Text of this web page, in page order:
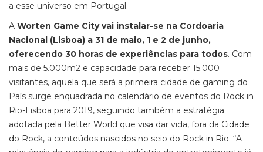
a esse universo em Portugal.
A Worten Game City vai instalar-se na Cordoaria
Nacional (Lisboa) a 31 de maio, 1 e 2 de junho,
oferecendo 30 horas de experiências para todos. Com
mais de 5.000m2 e capacidade para receber 15.000
visitantes, aquela que será a primeira cidade de gaming do
País surge enquadrada no calendário de eventos do Rock in
Rio-Lisboa para 2019, seguindo também a estratégia
adotada pela Better World que visa dar vida, fora da Cidade
do Rock, a conteúdos nascidos no seio do Rock in Rio. “A